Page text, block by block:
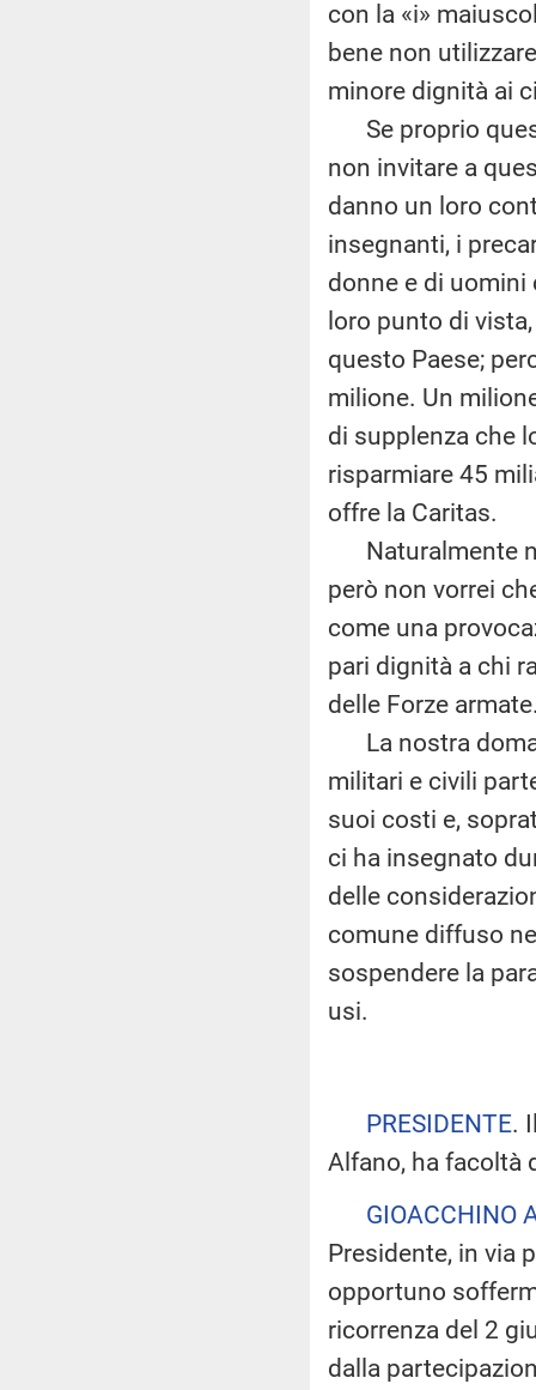
con la «i»
bene non
minore dignità ai
Se proprio
non invitare a
danno un loro
insegnanti, i
donne e di
loro punto di
questo Paese;
milione. Un
di supplenza che
risparmiare 45
offre la Caritas.
Naturalmente
però non vorrei
come una
pari dignità a chi
delle Forze
La nostra
militari e civili
suoi costi e,
ci ha insegnato
delle
comune diffuso
sospendere la
usi.
PRESIDENTE.
Alfano, ha facoltà
GIOACCHINO
Presidente, in via
opportuno
ricorrenza del 2
dalla